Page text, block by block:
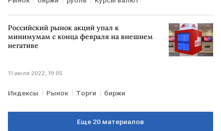
Российский рынок акций упал к
минимумам с конца февраля на внешнем
негативе
11 июля 2022, 19:05
Индексы Рынок Торги биржи
Еще 20 материалов